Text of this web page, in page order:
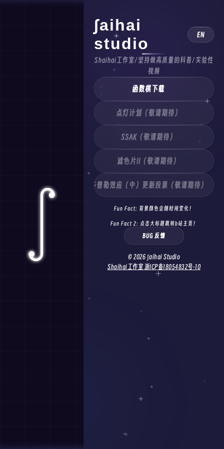
∫aihai
studio
EN
Shaihai工作室/坚持做高质量的科普/实验性
视频
函数棋下载
点灯计划（敬请期待）
SSAK（敬请期待）
滤色片II（敬请期待）
多普勒效应（中）更新投票（敬请期待）
Fun Fact: 背景颜色会随时间变化！
Fun Fact 2: 点击大标题跳转b站主页！
BUG 反馈
© 2026 ∫aihai Studio
Shaihai工作室 浙ICP备18054832号-10